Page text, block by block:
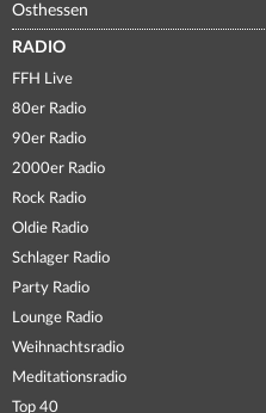
Osthessen
RADIO
FFH Live
80er Radio
90er Radio
2000er Radio
Rock Radio
Oldie Radio
Schlager Radio
Party Radio
Lounge Radio
Weihnachtsradio
Meditationsradio
Top 40